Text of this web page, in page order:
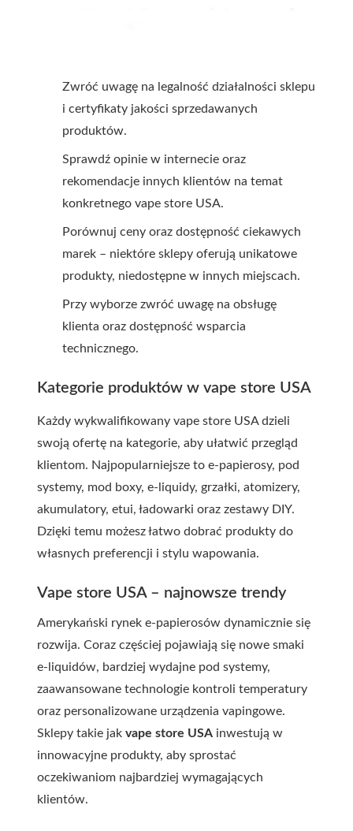
Zwróć uwagę na legalność działalności sklepu
i certyfikaty jakości sprzedawanych
produktów.
Sprawdź opinie w internecie oraz
rekomendacje innych klientów na temat
konkretnego vape store USA.
Porównuj ceny oraz dostępność ciekawych
marek – niektóre sklepy oferują unikatowe
produkty, niedostępne w innych miejscach.
Przy wyborze zwróć uwagę na obsługę
klienta oraz dostępność wsparcia
technicznego.
Kategorie produktów w vape store USA
Każdy wykwalifikowany vape store USA dzieli
swoją ofertę na kategorie, aby ułatwić przegląd
klientom. Najpopularniejsze to e-papierosy, pod
systemy, mod boxy, e-liquidy, grzałki, atomizery,
akumulatory, etui, ładowarki oraz zestawy DIY.
Dzięki temu możesz łatwo dobrać produkty do
własnych preferencji i stylu wapowania.
Vape store USA – najnowsze trendy
Amerykański rynek e-papierosów dynamicznie się
rozwija. Coraz częściej pojawiają się nowe smaki
e-liquidów, bardziej wydajne pod systemy,
zaawansowane technologie kontroli temperatury
oraz personalizowane urządzenia vapingowe.
Sklepy takie jak vape store USA inwestują w
innowacyjne produkty, aby sprostać
oczekiwaniom najbardziej wymagających
klientów.